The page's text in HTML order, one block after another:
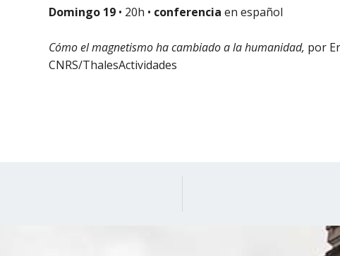
Domingo 19• 20h • conferencia en español
Cómo el magnetismo ha cambiado a la humanidad, por
CNRS/ThalesActividades